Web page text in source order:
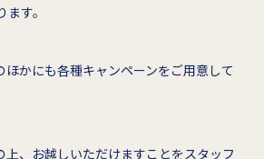
す。
ほかにも各種キャンペーンをご用意して
、お越しいただけますことをスタッフ